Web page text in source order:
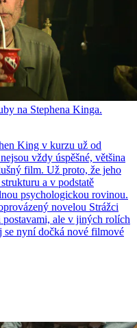
na Stephena Kinga.
King v kurzu už od
vždy úspěšné, většina
film. Už proto, že jeho
a v podstatě
psychologickou rovinou.
novelou Strážci
ale v jiných rolích
se nyní dočká nové filmové